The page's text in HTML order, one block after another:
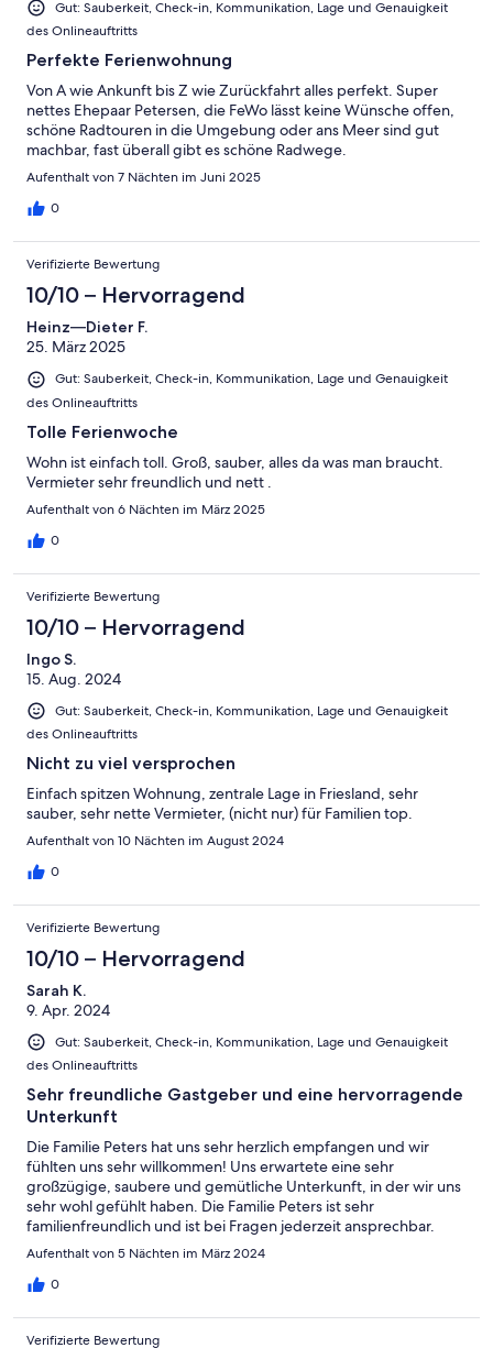
Gut: Sauberkeit, Check-in, Kommunikation, Lage und Genauigkeit
des Onlineauftritts
Perfekte Ferienwohnung
Von A wie Ankunft bis Z wie Zurückfahrt alles perfekt. Super
nettes Ehepaar Petersen, die FeWo lässt keine Wünsche offen,
schöne Radtouren in die Umgebung oder ans Meer sind gut
machbar, fast überall gibt es schöne Radwege.
Aufenthalt von 7 Nächten im Juni 2025
0
Verifizierte Bewertung
10/10 – Hervorragend
Heinz—Dieter F.
25. März 2025
Gut: Sauberkeit, Check-in, Kommunikation, Lage und Genauigkeit
des Onlineauftritts
Tolle Ferienwoche
Wohn ist einfach toll. Groß, sauber, alles da was man braucht.
Vermieter sehr freundlich und nett .
Aufenthalt von 6 Nächten im März 2025
0
Verifizierte Bewertung
10/10 – Hervorragend
Ingo S.
15. Aug. 2024
Gut: Sauberkeit, Check-in, Kommunikation, Lage und Genauigkeit
des Onlineauftritts
Nicht zu viel versprochen
Einfach spitzen Wohnung, zentrale Lage in Friesland, sehr
sauber, sehr nette Vermieter, (nicht nur) für Familien top.
Aufenthalt von 10 Nächten im August 2024
0
Verifizierte Bewertung
10/10 – Hervorragend
Sarah K.
9. Apr. 2024
Gut: Sauberkeit, Check-in, Kommunikation, Lage und Genauigkeit
des Onlineauftritts
Sehr freundliche Gastgeber und eine hervorragende
Unterkunft
Die Familie Peters hat uns sehr herzlich empfangen und wir
fühlten uns sehr willkommen! Uns erwartete eine sehr
großzügige, saubere und gemütliche Unterkunft, in der wir uns
sehr wohl gefühlt haben. Die Familie Peters ist sehr
familienfreundlich und ist bei Fragen jederzeit ansprechbar.
Vielen Dank für die schönen Tage in Jever!
Aufenthalt von 5 Nächten im März 2024
0
Verifizierte Bewertung